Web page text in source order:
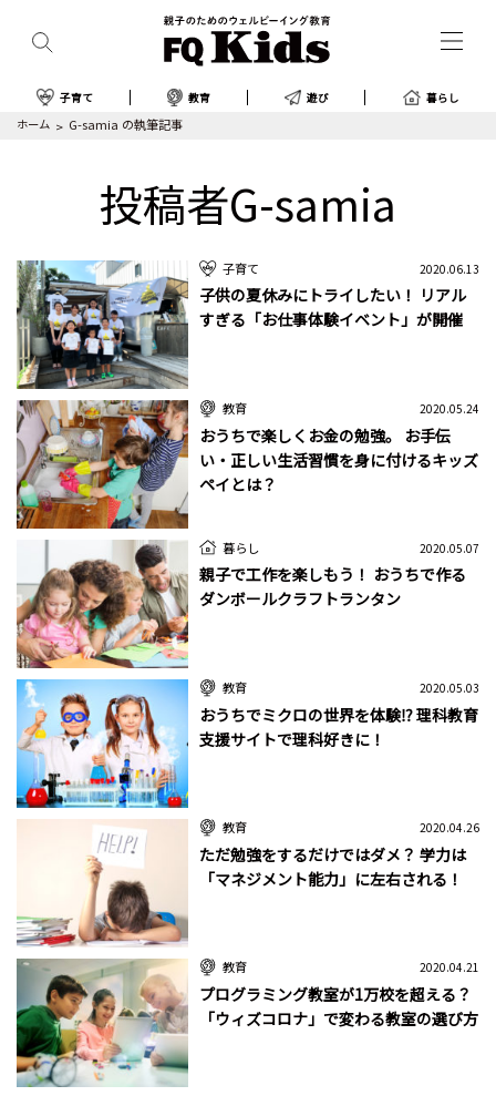
子育て 教育 遊び 暮らし
ホーム G-samia の執筆記事
投稿者G-samia
子育て 2020.06.13
子供の夏休みにトライしたい！ リアル
すぎる「お仕事体験イベント」が開催
教育 2020.05.24
おうちで楽しくお金の勉強。 お手伝
い・正しい生活習慣を身に付けるキッズ
ペイとは？
暮らし 2020.05.07
親子で工作を楽しもう！ おうちで作る
ダンボールクラフトランタン
教育 2020.05.03
おうちでミクロの世界を体験⁉ 理科教育
支援サイトで理科好きに！
教育 2020.04.26
ただ勉強をするだけではダメ？ 学力は
「マネジメント能力」に左右される！
教育 2020.04.21
プログラミング教室が1万校を超える？
「ウィズコロナ」で変わる教室の選び方